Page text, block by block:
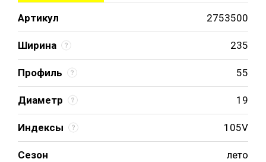
Артикул 2753500
Ширина 235
Профиль 55
Диаметр 19
Индексы 105V
Сезон лето